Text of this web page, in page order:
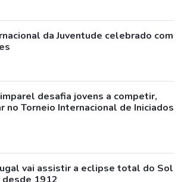
da Juventude celebrado com
desafia jovens a competir,
no Torneio Internacional de Iniciados
vai assistir a eclipse total do Sol